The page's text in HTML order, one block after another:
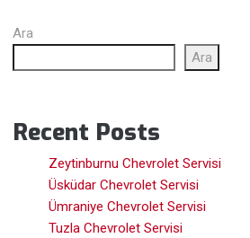
Ara
Ara
Recent Posts
Zeytinburnu Chevrolet Servisi
Üsküdar Chevrolet Servisi
Ümraniye Chevrolet Servisi
Tuzla Chevrolet Servisi